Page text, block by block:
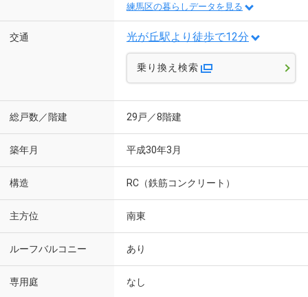
練馬区の暮らしデータを見る
交通 光が丘駅より徒歩で12分
乗り換え検索
総戸数／階建 29戸／8階建
築年月 平成30年3月
構造 RC（鉄筋コンクリート）
主方位 南東
ルーフバルコニー あり
専用庭 なし